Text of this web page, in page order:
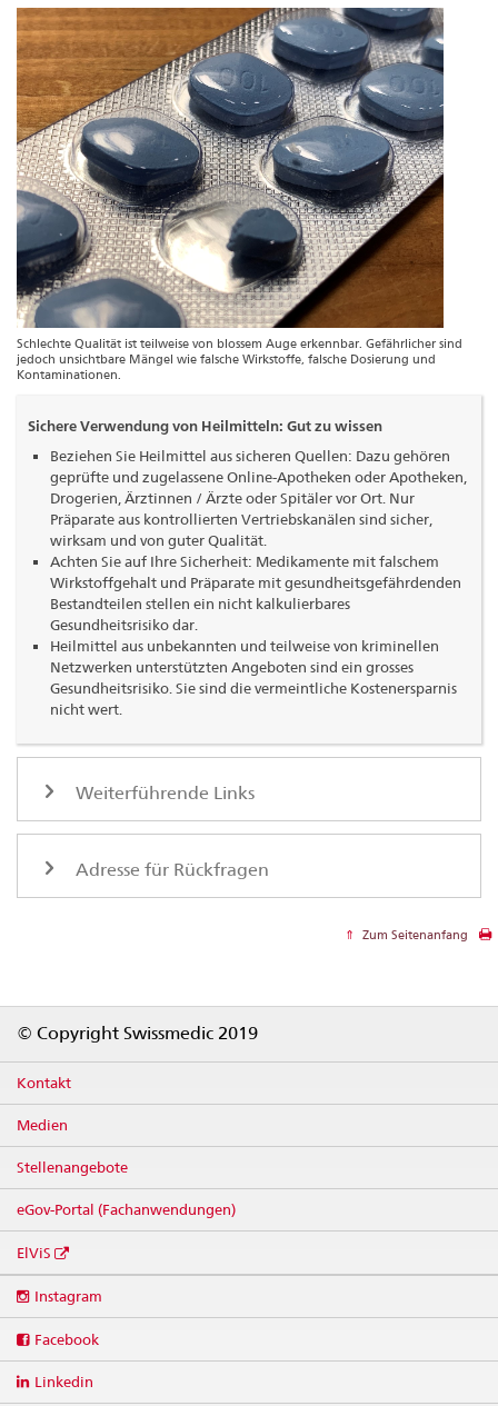
Schlechte Qualität ist teilweise von blossem Auge erkennbar. Gefährlicher sind
jedoch unsichtbare Mängel wie falsche Wirkstoffe, falsche Dosierung und
Kontaminationen.
Sichere Verwendung von Heilmitteln: Gut zu wissen
Beziehen Sie Heilmittel aus sicheren Quellen: Dazu gehören
geprüfte und zugelassene Online-Apotheken oder Apotheken,
Drogerien, Ärztinnen / Ärzte oder Spitäler vor Ort. Nur
Präparate aus kontrollierten Vertriebskanälen sind sicher,
wirksam und von guter Qualität.
Achten Sie auf Ihre Sicherheit: Medikamente mit falschem
Wirkstoffgehalt und Präparate mit gesundheitsgefährdenden
Bestandteilen stellen ein nicht kalkulierbares
Gesundheitsrisiko dar.
Heilmittel aus unbekannten und teilweise von kriminellen
Netzwerken unterstützten Angeboten sind ein grosses
Gesundheitsrisiko. Sie sind die vermeintliche Kostenersparnis
nicht wert.
Weiterführende Links
Adresse für Rückfragen
Zum Seitenanfang
© Copyright Swissmedic 2019
Kontakt
Medien
Stellenangebote
eGov-Portal (Fachanwendungen)
ElViS
media
Instagram
Facebook
Linkedin